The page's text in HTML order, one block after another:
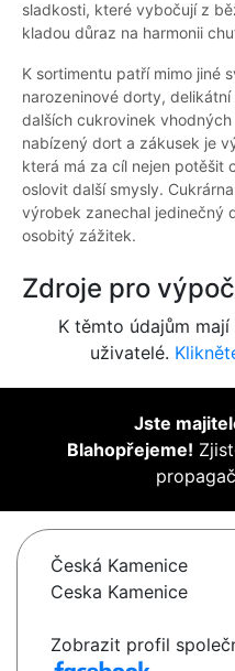
sladkosti, které vybočují z
kladou důraz na harmonii
K sortimentu patří mimo jiné
narozeninové dorty,
dalších cukrovinek
nabízený dort a zákusek je
která má za cíl nejen potěšit
oslovit další smysly.
výrobek zanechal jedinečný
osobitý zážitek.
Zdroje pro
K těmto údajům
uživatelé.
Jste
Blahopřejeme!
Česká Kamenice
Ceska Kamenice
Zobrazit profil